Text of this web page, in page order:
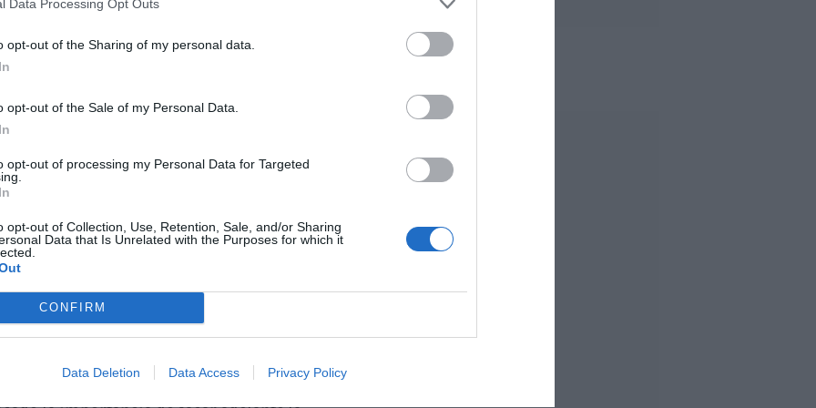
Data Processing Opt Outs
opt-out of the Sharing of my personal data.
opt-out of the Sale of my Personal Data.
opt-out of processing my Personal Data for Targeted
opt-out of Collection, Use, Retention, Sale, and/or Sharing
Data that Is Unrelated with the Purposes for which it
CONFIRM
Data Deletion Data Access Privacy Policy
importantes daños en diferentes
en La Reva, El Oliveral y Entrevies,
de metros cuadrados de suelo.
urbanísticos buscan facilitar el traslado
en zonas con mayor seguridad
ha trasladado la voluntad de la Conselleria
avanzar en la tramitación de los
actuación avance con seguridad jurídica,
ha señalado el vicepresidente
reconstrucción debe servir para“reducir
del territorio”